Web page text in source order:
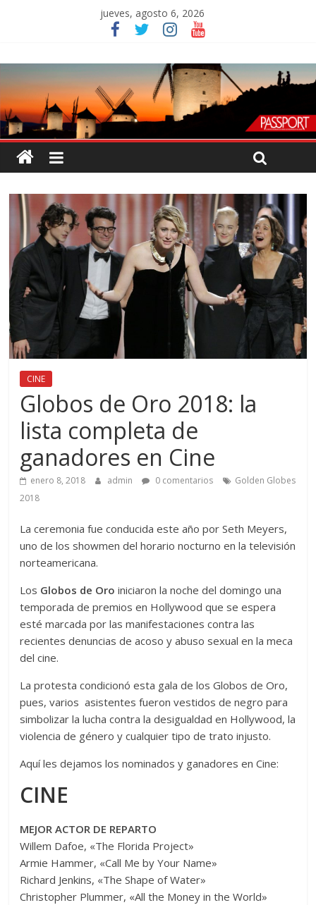
jueves, agosto 6, 2026
CINE
Globos de Oro 2018: la
lista completa de
ganadores en Cine
enero 8, 2018 admin 0 comentarios
Golden Globes
2018
La ceremonia fue conducida este año por Seth Meyers,
uno de los showmen del horario nocturno en la televisión
norteamericana.
Los Globos de Oro iniciaron la noche del domingo una
temporada de premios en Hollywood que se espera
esté marcada por las manifestaciones contra las
recientes denuncias de acoso y abuso sexual en la meca
del cine.
La protesta condicionó esta gala de los Globos de Oro,
pues, varios asistentes fueron vestidos de negro para
simbolizar la lucha contra la desigualdad en Hollywood, la
violencia de género y cualquier tipo de trato injusto.
Aquí les dejamos los nominados y ganadores en Cine:
CINE
MEJOR ACTOR DE REPARTO
Willem Dafoe, «The Florida Project»
Armie Hammer, «Call Me by Your Name»
Richard Jenkins, «The Shape of Water»
Christopher Plummer, «All the Money in the World»